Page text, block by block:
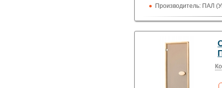
Производитель: ПАЛ
Высота: 190 см